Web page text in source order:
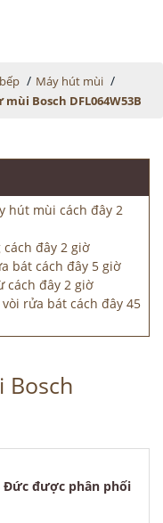
/ Máy hút mùi /
Bosch DFL064W53B
hút mùi cách đây 2
đây 2 giờ
bát cách đây 5 giờ
cách đây 2 giờ
rửa bát cách đây 45
Bosch
Đức được phân phối